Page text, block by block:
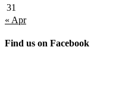
31
« Apr
Find us on Facebook